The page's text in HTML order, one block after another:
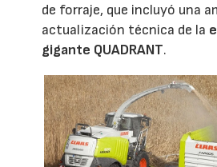
de forraje, que incluyó una
actualización técnica de la
gigante QUADRANT.